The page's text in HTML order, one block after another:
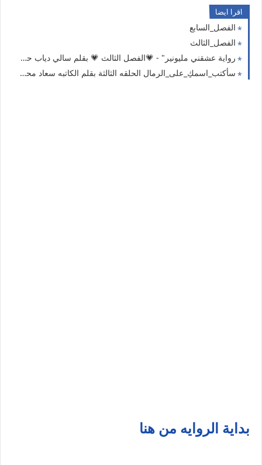
اقرا ايضا
الفصل_السابع
الفصل_الثالث
رواية عشقني مليونير" - 💗الفصل الثالث 💗 بقلم سالي دياب حصريه وجديده
سأكتب_اسمكِ_على_الرمال الحلقه الثالثة بقلم الكاتبه سعاد محمد سلامه حصريه وجديده
بداية الروايه من هنا